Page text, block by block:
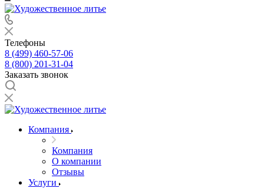
Телефоны
8 (499) 460-57-06
8 (800) 201-31-04
Заказать звонок
Компания
Компания
О компании
Отзывы
Услуги